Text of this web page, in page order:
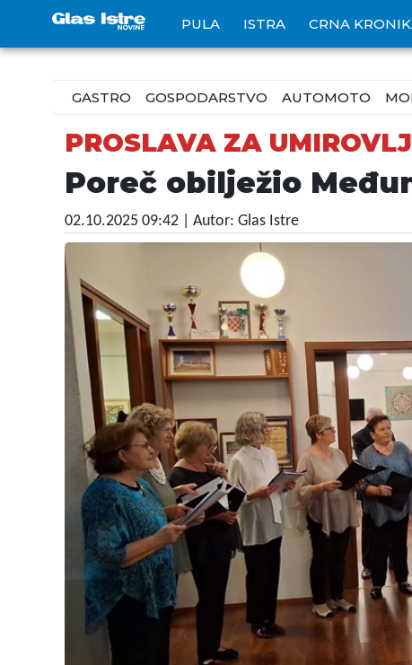
PULA ISTRA CRNA
GASTRO GOSPODARSTVO AUTOMOTO
PROSLAVA ZA
Poreč obilježio
02.10.2025 09:42 | Autor: Glas Istre